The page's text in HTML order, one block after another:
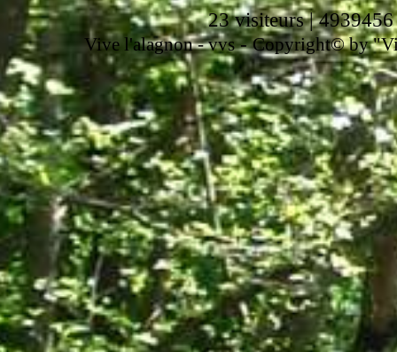
23 visiteurs | 4939456
Vive l'alagnon -vvs-Copyright© by